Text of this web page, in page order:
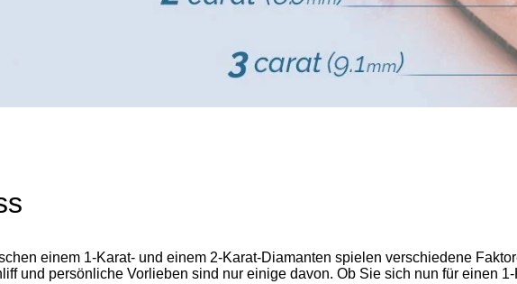
einem 1-Karat- und einem 2-Karat-Diamanten spielen verschiedene
und persönliche Vorlieben sind nur einige davon. Ob Sie sich nun für einen